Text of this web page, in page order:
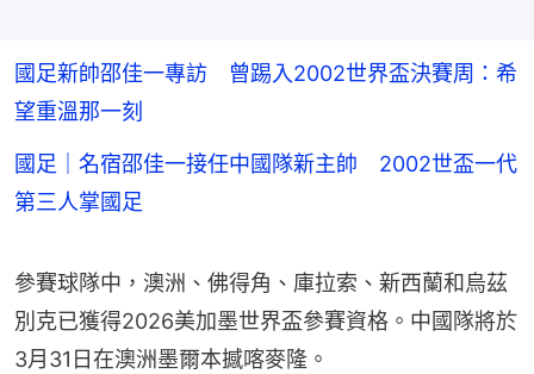
國足新帥邵佳一專訪 曾踢入2002世界盃決賽周：希
望重溫那一刻
國足｜名宿邵佳一接任中國隊新主帥 2002世盃一代
第三人掌國足
參賽球隊中，澳洲、佛得角、庫拉索、新西蘭和烏茲
別克已獲得2026美加墨世界盃參賽資格。中國隊將於
3月31日在澳洲墨爾本撼喀麥隆。